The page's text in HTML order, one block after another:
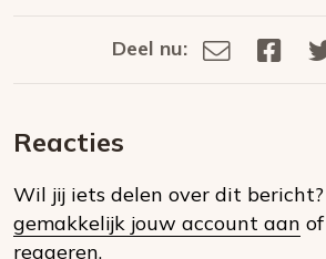
Deel
social
Deel nu:
Deel
Deel
Reacties
Wil jij iets delen over dit bericht?
gemakkelijk jouw account aan of
reageren.